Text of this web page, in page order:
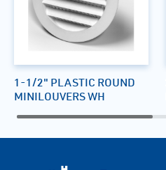
1-1/2" PLASTIC ROUND
MINILOUVERS WH